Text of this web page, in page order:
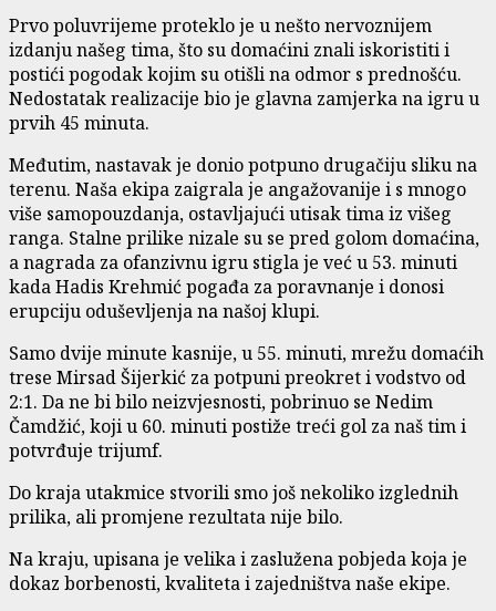
Prvo poluvrijeme proteklo je u nešto nervoznijem
izdanju našeg tima, što su domaćini znali iskoristiti i
postići pogodak kojim su otišli na odmor s prednošću.
Nedostatak realizacije bio je glavna zamjerka na igru u
prvih 45 minuta.
Međutim, nastavak je donio potpuno drugačiju sliku na
terenu. Naša ekipa zaigrala je angažovanije i s mnogo
više samopouzdanja, ostavljajući utisak tima iz višeg
ranga. Stalne prilike nizale su se pred golom domaćina,
a nagrada za ofanzivnu igru stigla je već u 53. minuti
kada Hadis Krehmić pogađa za poravnanje i donosi
erupciju oduševljenja na našoj klupi.
Samo dvije minute kasnije, u 55. minuti, mrežu domaćih
trese Mirsad Šijerkić za potpuni preokret i vodstvo od
2:1. Da ne bi bilo neizvjesnosti, pobrinuo se Nedim
Čamdžić, koji u 60. minuti postiže treći gol za naš tim i
potvrđuje trijumf.
Do kraja utakmice stvorili smo još nekoliko izglednih
prilika, ali promjene rezultata nije bilo.
Na kraju, upisana je velika i zaslužena pobjeda koja je
dokaz borbenosti, kvaliteta i zajedništva naše ekipe.